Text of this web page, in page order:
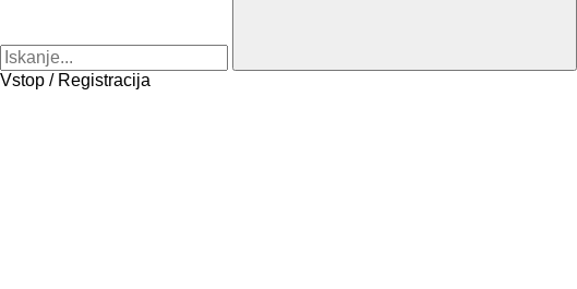
Vstop / Registracija